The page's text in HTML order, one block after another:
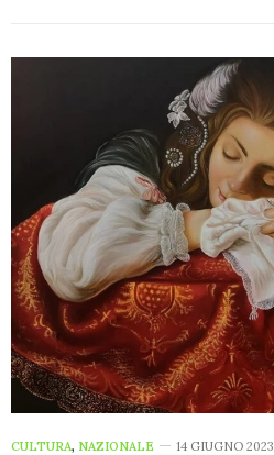
CULTURA, NAZIONALE 14 GIUGNO 2023